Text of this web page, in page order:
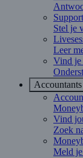
Support
Stel je
Leer
Vind je
Accountants
Vind
Zoek
Meld